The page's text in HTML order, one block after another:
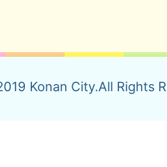
Konan City.All Rights